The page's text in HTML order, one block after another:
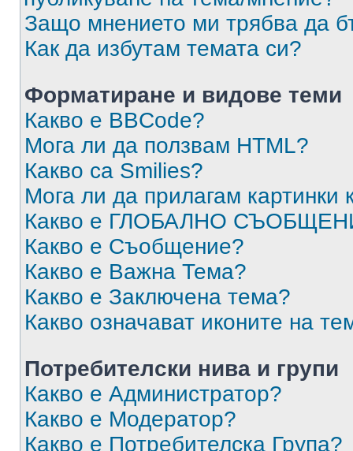
Защо мнението ми трябва да
Как да избутам темата си?
Форматиране и видове теми
Какво е BBCode?
Мога ли да ползвам HTML?
Какво са Smilies?
Мога ли да прилагам
Какво е ГЛОБАЛНО
Какво е Съобщение?
Какво е Важна Тема?
Какво е Заключена тема?
Какво означават иконите на
Потребителски нива и групи
Какво е Администратор?
Какво е Модератор?
Какво е Потребителска Група?